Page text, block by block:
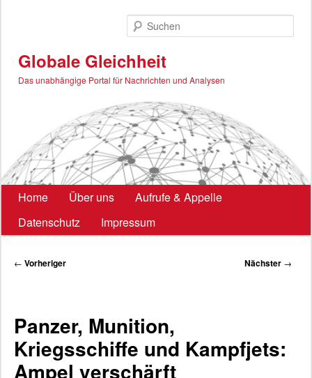
Globale Gleichheit
Das unabhängige Portal für Nachrichten und Analysen
Hauptmenü
Home Über uns
Aufrufe & Appelle
Datenschutz
Impressum
Beitragsnavigation
← Vorheriger Nächster →
Panzer, Munition,
Kriegsschiffe und Kampfjets:
Ampel verschärft